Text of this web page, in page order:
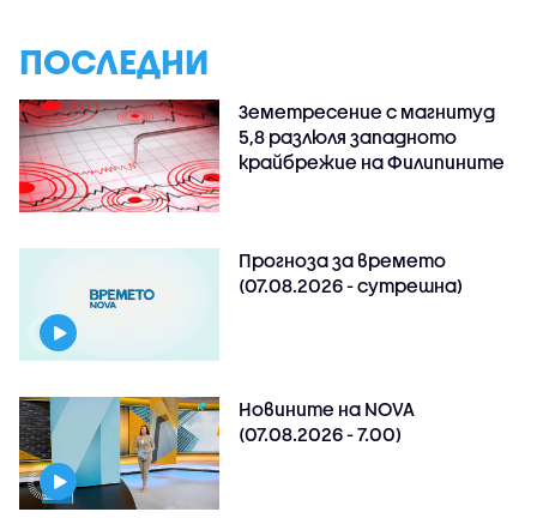
ПОСЛЕДНИ
Земетресение с магнитуд
5,8 разлюля западното
крайбрежие на Филипините
Прогноза за времето
(07.08.2026 - сутрешна)
Новините на NOVA
(07.08.2026 - 7.00)